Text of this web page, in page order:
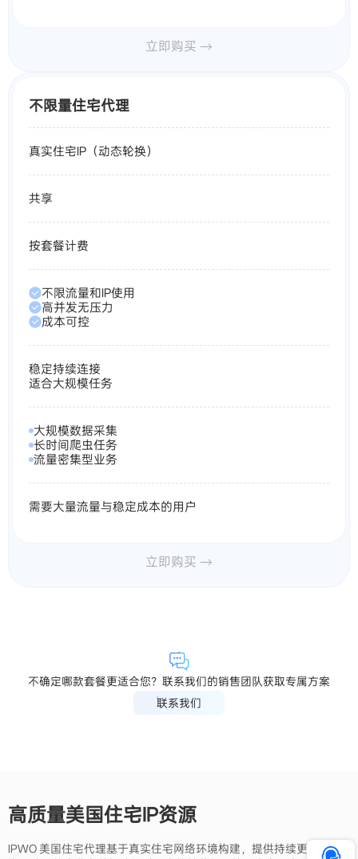
立即购买 →
不限量住宅代理
真实住宅IP（动态轮换）
共享
按套餐计费
不限流量和IP使用
高并发无压力
成本可控
稳定持续连接
适合大规模任务
大规模数据采集
长时间爬虫任务
流量密集型业务
需要大量流量与稳定成本的用户
立即购买 →
不确定哪款套餐更适合您？联系我们的销售团队获取专属方案
联系我们
高质量美国住宅IP资源
IPWO 美国住宅代理基于真实住宅网络环境构建，提供持续更新的IP